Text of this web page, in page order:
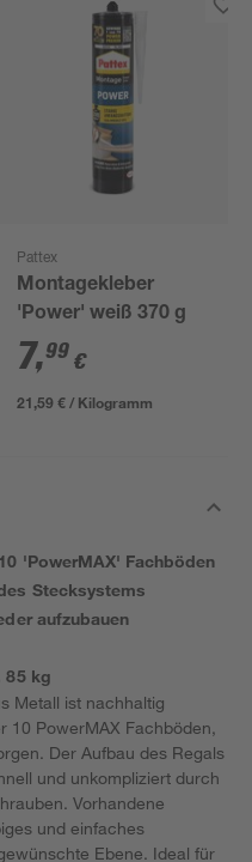
Pattex
Montagekleber
'Power' weiß 370 g
7,99 €
21,59 € / Kilogramm
'PowerMAX' Fachböden
Stecksystems
aufzubauen
85 kg
Metall ist nachhaltig
10 PowerMAX Fachböden,
Der Aufbau des Regals
und unkompliziert durch
Vorhandene
und einfaches
Ebene. Ideal für